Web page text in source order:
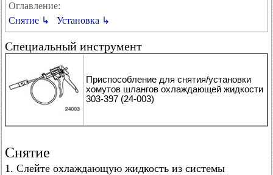
Оглавление:
Снятие ↳
Установка ↳
Специальный инструмент
Приспособление для снятия/установки
хомутов шлангов охлаждающей жидкости
303-397 (24-003)
Снятие
1. Слейте охлаждающую жидкость из системы